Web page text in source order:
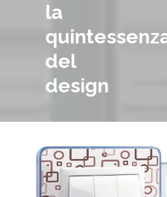
la
del
design